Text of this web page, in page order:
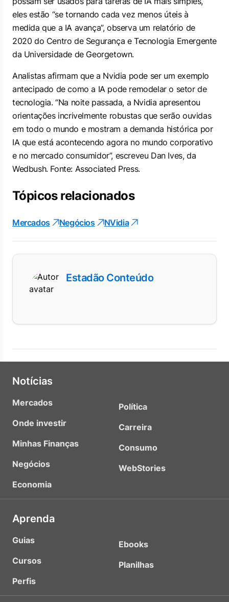
eles estão “se tornando cada vez menos úteis à
medida que a IA avança”, observa um relatório de
2020 do Centro de Segurança e Tecnologia Emergente
da Universidade de Georgetown.
Analistas afirmam que a Nvidia pode ser um exemplo
antecipado de como a IA pode remodelar o setor de
tecnologia. “Na noite passada, a Nvidia apresentou
orientações incrivelmente robustas que serão ouvidas
em todo o mundo e mostram a demanda histórica por
IA que está acontecendo agora no mundo corporativo
e no mercado consumidor”, escreveu Dan Ives, da
Wedbush. Fonte: Associated Press.
Tópicos relacionados
Mercados Negócios NVidia
Estadão Conteúdo
Notícias
Mercados
Onde investir
Minhas Finanças
Negócios
Economia
Política
Carreira
Consumo
WebStories
Aprenda
Guias
Cursos
Perfis
Ebooks
Planilhas